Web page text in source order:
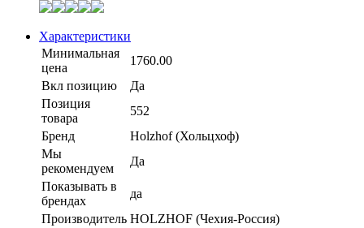
Характеристики
Минимальная
цена
1760.00
Вкл позицию
Да
Позиция
товара
552
Бренд
Holzhof (Хольцхоф)
Мы
рекомендуем
Да
Показывать в
брендах
да
Производитель HOLZHOF (Чехия-Россия)